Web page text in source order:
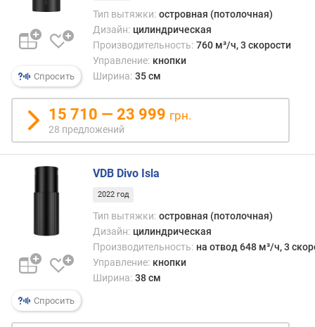
есть
т
о
г
и
х
к
д
е
ш
м
п
о
т
з
Спросить
Тип вытяжки: островная (потолочная)
Дизайн: цилиндрическая
Производительность: 760 м³/ч, 3 скорости
Управление: кнопки
Ширина: 35 см
15 710 — 23 999 грн.
28 предложений
Спросить
VDB Divo Isla
2022 год
Тип вытяжки: островная (потолочная)
Дизайн: цилиндрическая
Производительность: на отвод 648 м³/ч, 3
Управление: кнопки
Ширина: 38 см